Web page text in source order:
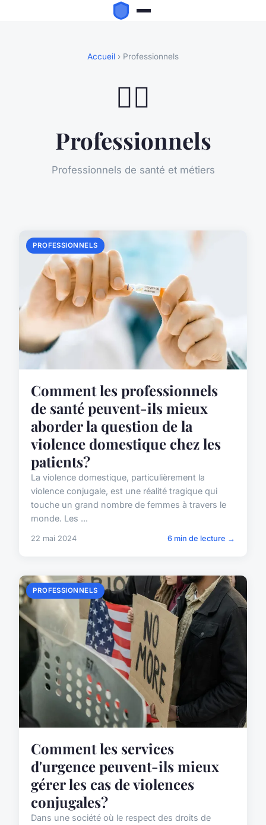
Accueil › Professionnels
👨‍⚕️
Professionnels
Professionnels de santé et métiers
PROFESSIONNELS
Comment les professionnels
de santé peuvent-ils mieux
aborder la question de la
violence domestique chez les
patients?
La violence domestique, particulièrement la
violence conjugale, est une réalité tragique qui
touche un grand nombre de femmes à travers le
monde. Les ...
22 mai 2024 6 min de lecture →
PROFESSIONNELS
Comment les services
d'urgence peuvent-ils mieux
gérer les cas de violences
conjugales?
Dans une société où le respect des droits de